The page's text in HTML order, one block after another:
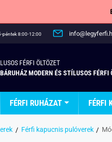
péntek 8:00-12:00
FÉRFI ÖLTÖZET
MODERN ÉS STÍLUSOS FÉRFI
FÉRFI RUHÁZAT FÉRFI
Férfi kapucnis pulóverek